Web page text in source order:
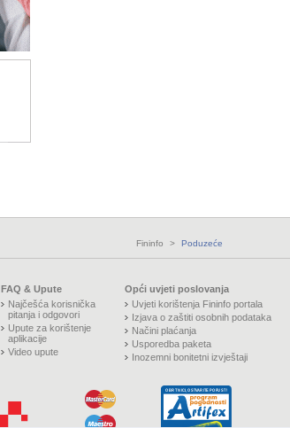
Fininfo > Poduzeće
FAQ & Upute
Najčešća korisnička
pitanja i odgovori
Upute za korištenje
aplikacije
Video upute
Opći uvjeti poslovanja
Uvjeti korištenja Fininfo portala
Izjava o zaštiti osobnih podataka
Načini plaćanja
Usporedba paketa
Inozemni bonitetni izvještaji